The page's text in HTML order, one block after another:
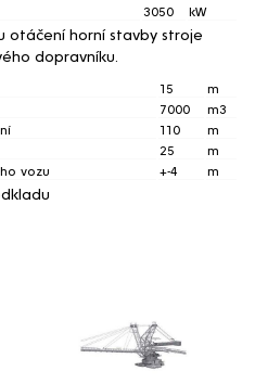
3050 kW
otáčení horní stavby stroje
dopravníku.
15
m
7000
m3
110
m
25
m
vozu
+-4 m